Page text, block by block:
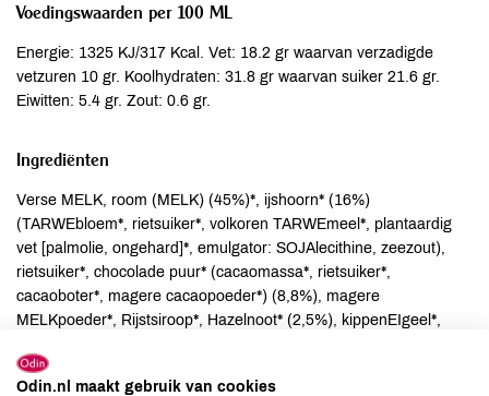
Voedingswaarden per 100 ML
Energie: 1325 KJ/317 Kcal. Vet: 18.2 gr waarvan verzadigde
vetzuren 10 gr. Koolhydraten: 31.8 gr waarvan suiker 21.6 gr.
Eiwitten: 5.4 gr. Zout: 0.6 gr.
Ingrediënten
Verse MELK, room (MELK) (45%)*, ijshoorn* (16%)
(TARWEbloem*, rietsuiker*, volkoren TARWEmeel*, plantaardig
vet [palmolie, ongehard]*, emulgator: SOJAlecithine, zeezout),
rietsuiker*, chocolade puur* (cacaomassa*, rietsuiker*,
cacaoboter*, magere cacaopoeder*) (8,8%), magere
MELKpoeder*, Rijstsiroop*, Hazelnoot* (2,5%), kippenEIgeel*,
(E412).
Odin.nl maakt gebruik van cookies